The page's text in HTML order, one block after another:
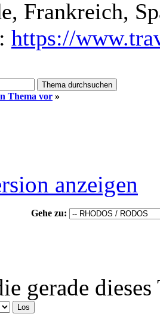
Frankreich,
https://
Thema vor »
anzeigen
Gehe zu:
gerade